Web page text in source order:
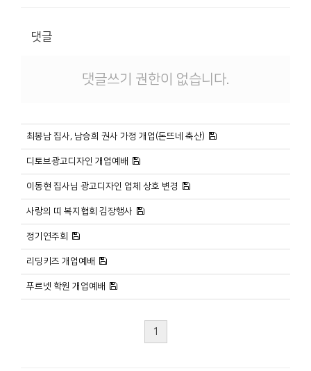
댓글
댓글쓰기 권한이 없습니다.
최봉남 집사, 남승희 권사 가정 개업(돈뜨네 축산)
디토브광고디자인 개업예배
이동현 집사님 광고디자인 업체 상호 변경
사랑의 띠 복지협회 김장행사
정기연주회
리딩키즈 개업예배
푸르넷 학원 개업예배
1